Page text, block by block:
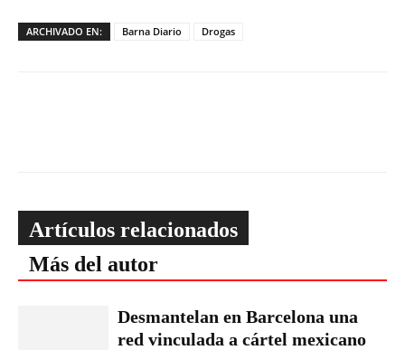
ARCHIVADO EN: Barna Diario Drogas
Artículos relacionados
Más del autor
Desmantelan en Barcelona una
red vinculada a cártel mexicano